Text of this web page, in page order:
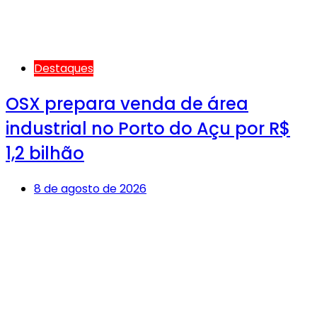
Destaques
OSX prepara venda de área
industrial no Porto do Açu por R$
1,2 bilhão
8 de agosto de 2026